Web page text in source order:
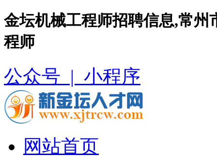
金坛机械工程师招聘信息,常
程师
公众号 | 小程序
网站首页